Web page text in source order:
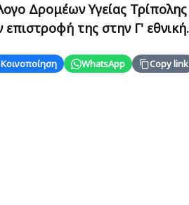
Δρομέων Υγείας
επιστροφή της στην Γ' εθνική.
Κοινοποίηση WhatsApp Copy link